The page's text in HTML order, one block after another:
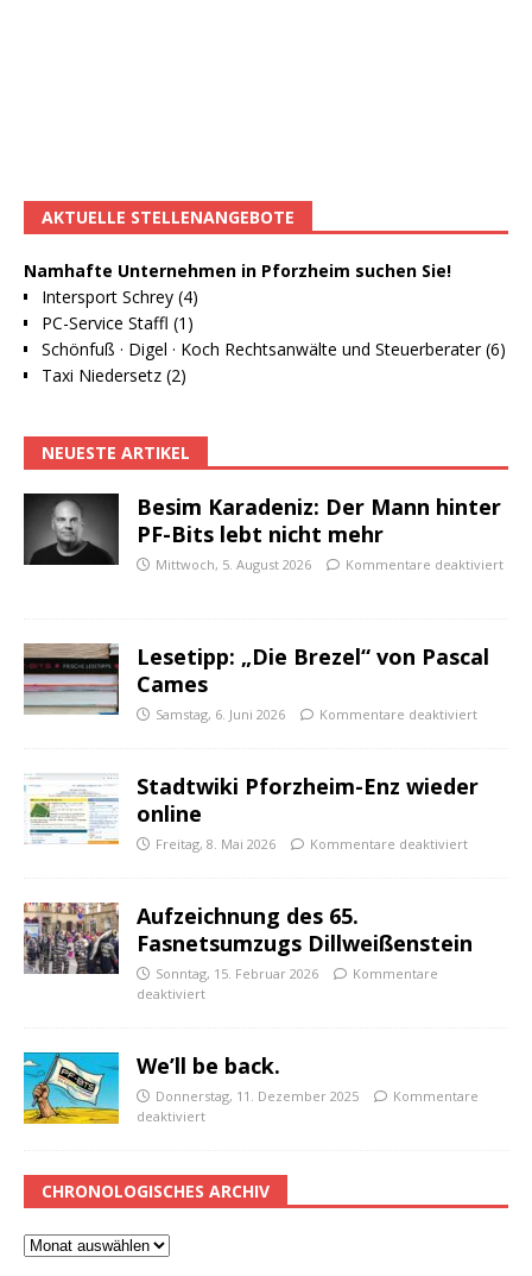
AKTUELLE STELLENANGEBOTE
Namhafte Unternehmen in Pforzheim suchen Sie!
Intersport Schrey (4)
PC-Service Staffl (1)
Schönfuß · Digel · Koch Rechtsanwälte und Steuerberater (6)
Taxi Niedersetz (2)
NEUESTE ARTIKEL
Besim Karadeniz: Der Mann hinter
PF-Bits lebt nicht mehr
Mittwoch, 5. August 2026 Kommentare deaktiviert
Lesetipp: „Die Brezel“ von Pascal
Cames
Samstag, 6. Juni 2026 Kommentare deaktiviert
Stadtwiki Pforzheim-Enz wieder
online
Freitag, 8. Mai 2026 Kommentare deaktiviert
Aufzeichnung des 65.
Fasnetsumzugs Dillweißenstein
Sonntag, 15. Februar 2026
Kommentare
deaktiviert
We’ll be back.
Donnerstag, 11. Dezember 2025
Kommentare
deaktiviert
CHRONOLOGISCHES ARCHIV